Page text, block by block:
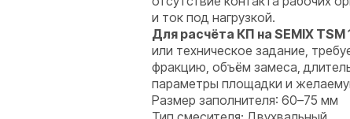
и ток под нагрузкой.
Для расчёта КП на SEMIX TSM
или техническое задание,
фракцию, объём замеса,
параметры площадки и
Размер заполнителя: 60–75 мм